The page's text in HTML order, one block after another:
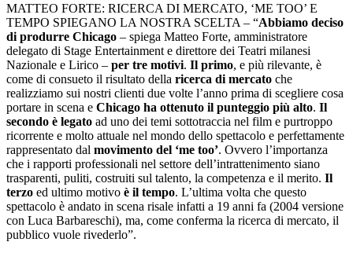
MATTEO FORTE: RICERCA DI MERCATO, ‘ME TOO’ E
TEMPO SPIEGANO LA NOSTRA SCELTA – “Abbiamo deciso
di produrre Chicago – spiega Matteo Forte, amministratore
delegato di Stage Entertainment e direttore dei Teatri milanesi
Nazionale e Lirico – per tre motivi. Il primo, e più rilevante, è
come di consueto il risultato della ricerca di mercato che
realizziamo sui nostri clienti due volte l’anno prima di scegliere cosa
portare in scena e Chicago ha ottenuto il punteggio più alto. Il
secondo è legato ad uno dei temi sottotraccia nel film e purtroppo
ricorrente e molto attuale nel mondo dello spettacolo e perfettamente
rappresentato dal movimento del ‘me too’. Ovvero l’importanza
che i rapporti professionali nel settore dell’intrattenimento siano
trasparenti, puliti, costruiti sul talento, la competenza e il merito. Il
terzo ed ultimo motivo è il tempo. L’ultima volta che questo
spettacolo è andato in scena risale infatti a 19 anni fa (2004 versione
con Luca Barbareschi), ma, come conferma la ricerca di mercato, il
pubblico vuole rivederlo”.